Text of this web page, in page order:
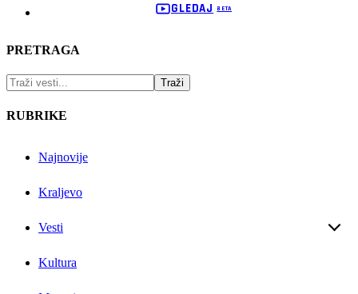
GLEDAJ
PRETRAGA
RUBRIKE
Najnovije
Kraljevo
Vesti
Kultura